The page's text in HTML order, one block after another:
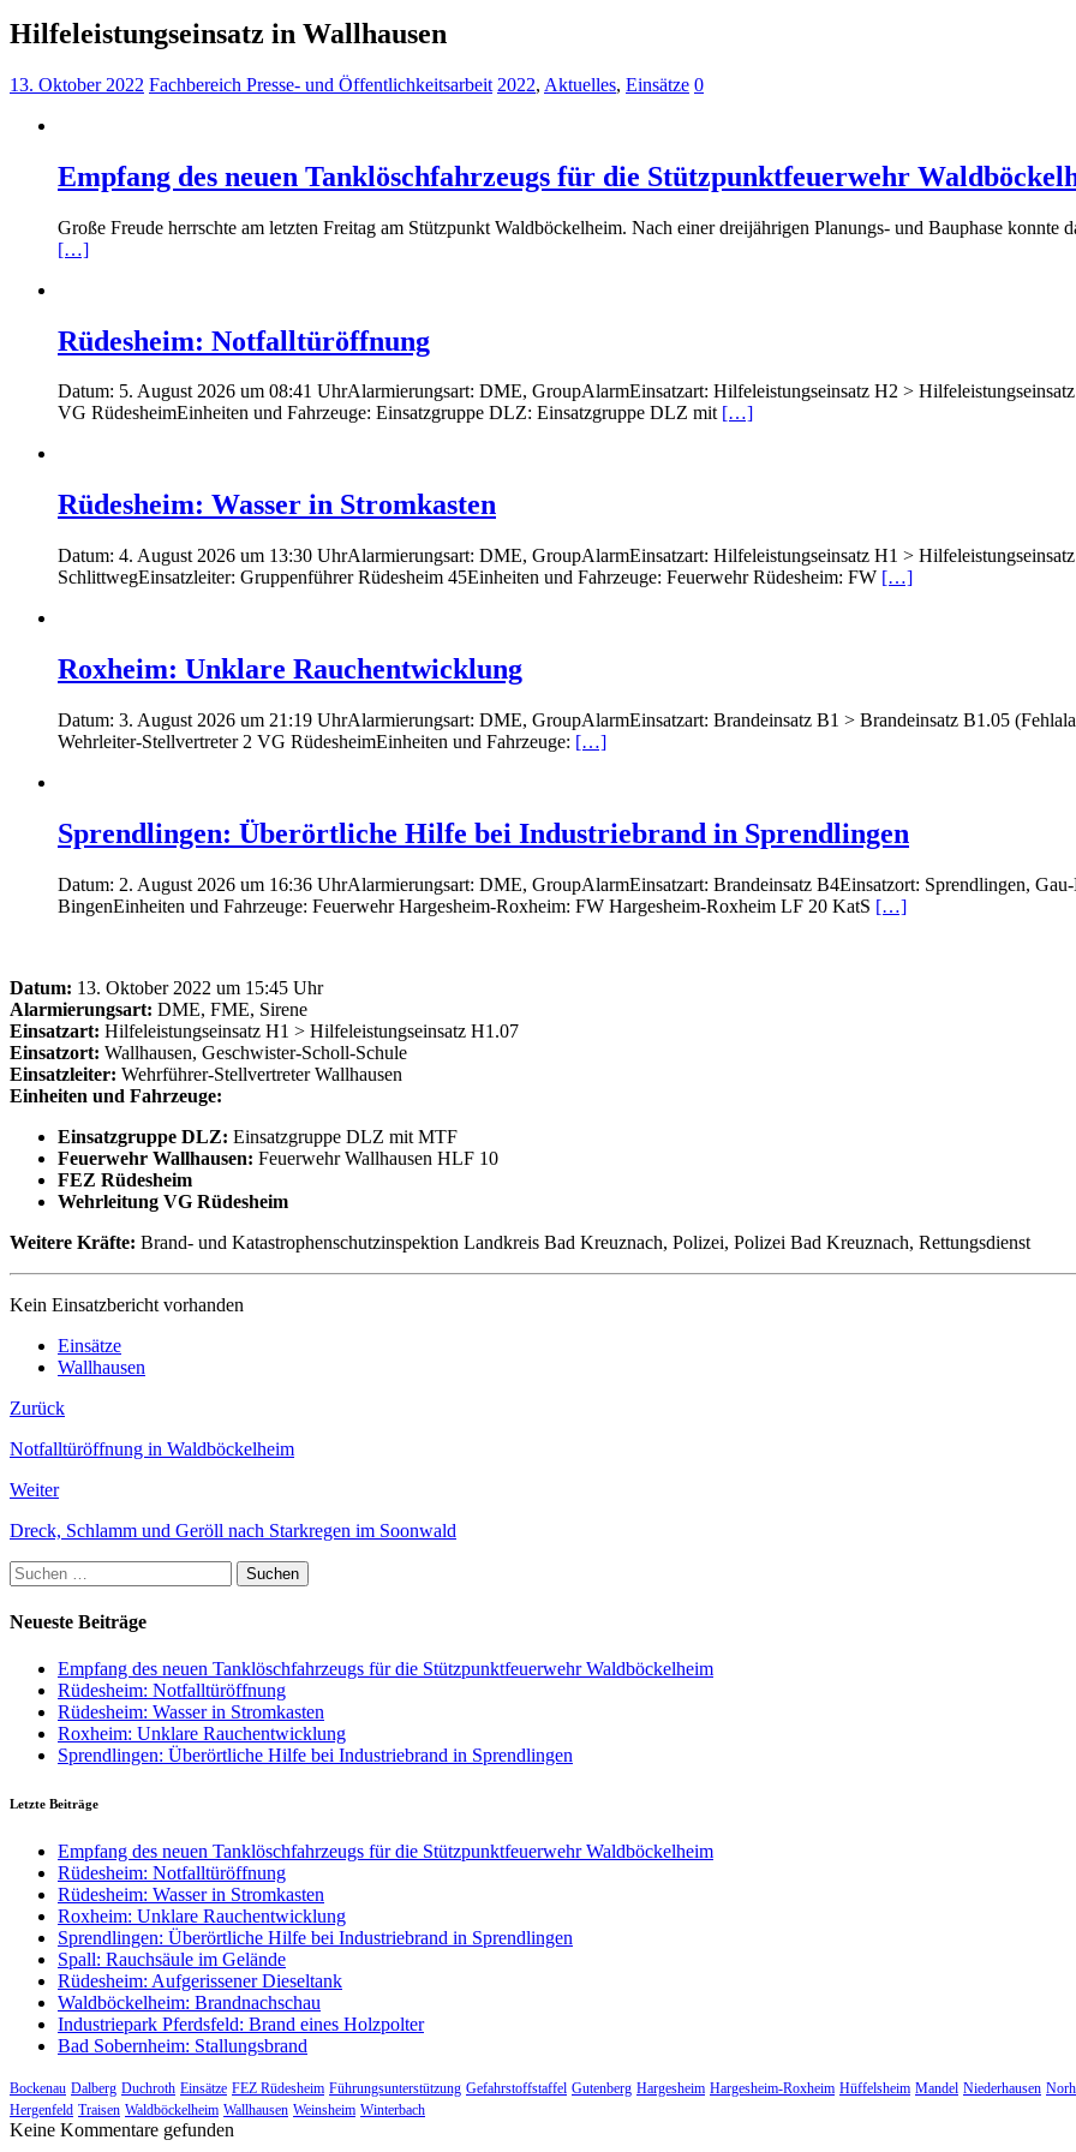
Hilfeleistungseinsatz in Wallhausen
13. Oktober 2022 Fachbereich Presse- und Öffentlichkeitsarbeit 2022, Aktuelles, Einsätze 0
Empfang des neuen Tanklöschfahrzeugs für die Stützpunktfeuerwehr
Große Freude herrschte am letzten Freitag am Stützpunkt Waldböckelheim. Nach einer dreijährigen Planungs- und Bauphase
[…]
Rüdesheim: Notfalltüröffnung
Datum: 5. August 2026 um 08:41 UhrAlarmierungsart: DME, GroupAlarmEinsatzart: Hilfeleistungseinsatz H2 >
VG RüdesheimEinheiten und Fahrzeuge: Einsatzgruppe DLZ: Einsatzgruppe DLZ mit […]
Rüdesheim: Wasser in Stromkasten
Datum: 4. August 2026 um 13:30 UhrAlarmierungsart: DME, GroupAlarmEinsatzart: Hilfeleistungseinsatz H1 >
SchlittwegEinsatzleiter: Gruppenführer Rüdesheim 45Einheiten und Fahrzeuge: Feuerwehr Rüdesheim: FW […]
Roxheim: Unklare Rauchentwicklung
Datum: 3. August 2026 um 21:19 UhrAlarmierungsart: DME, GroupAlarmEinsatzart: Brandeinsatz B1 > Brandeinsatz B1.05
Wehrleiter-Stellvertreter 2 VG RüdesheimEinheiten und Fahrzeuge: […]
Sprendlingen: Überörtliche Hilfe bei Industriebrand in Sprendlingen
Datum: 2. August 2026 um 16:36 UhrAlarmierungsart: DME, GroupAlarmEinsatzart: Brandeinsatz B4Einsatzort: Sprendlingen,
BingenEinheiten und Fahrzeuge: Feuerwehr Hargesheim-Roxheim: FW Hargesheim-Roxheim LF 20 KatS […]
Datum: 13. Oktober 2022 um 15:45 Uhr
Alarmierungsart: DME, FME, Sirene
Einsatzart: Hilfeleistungseinsatz H1 > Hilfeleistungseinsatz H1.07
Einsatzort: Wallhausen, Geschwister-Scholl-Schule
Einsatzleiter: Wehrführer-Stellvertreter Wallhausen
Einheiten und Fahrzeuge:
Einsatzgruppe DLZ: Einsatzgruppe DLZ mit MTF
Feuerwehr Wallhausen: Feuerwehr Wallhausen HLF 10
FEZ Rüdesheim
Wehrleitung VG Rüdesheim
Weitere Kräfte: Brand- und Katastrophenschutzinspektion Landkreis Bad Kreuznach, Polizei, Polizei Bad Kreuznach, Rettungsdienst
Kein Einsatzbericht vorhanden
Einsätze
Wallhausen
Zurück
Notfalltüröffnung in Waldböckelheim
Weiter
Dreck, Schlamm und Geröll nach Starkregen im Soonwald
Suchen
nach:
Neueste Beiträge
Empfang des neuen Tanklöschfahrzeugs für die Stützpunktfeuerwehr Waldböckelheim
Rüdesheim: Notfalltüröffnung
Rüdesheim: Wasser in Stromkasten
Roxheim: Unklare Rauchentwicklung
Sprendlingen: Überörtliche Hilfe bei Industriebrand in Sprendlingen
Letzte Beiträge
Empfang des neuen Tanklöschfahrzeugs für die Stützpunktfeuerwehr Waldböckelheim
Rüdesheim: Notfalltüröffnung
Rüdesheim: Wasser in Stromkasten
Roxheim: Unklare Rauchentwicklung
Sprendlingen: Überörtliche Hilfe bei Industriebrand in Sprendlingen
Spall: Rauchsäule im Gelände
Rüdesheim: Aufgerissener Dieseltank
Waldböckelheim: Brandnachschau
Industriepark Pferdsfeld: Brand eines Holzpolter
Bad Sobernheim: Stallungsbrand
Bockenau Dalberg Duchroth Einsätze FEZ Rüdesheim Führungsunterstützung Gefahrstoffstaffel Gutenberg Hargesheim Hargesheim-Roxheim Hüffelsheim Mandel Niederhausen
Hergenfeld Traisen Waldböckelheim Wallhausen Weinsheim Winterbach
Keine Kommentare gefunden